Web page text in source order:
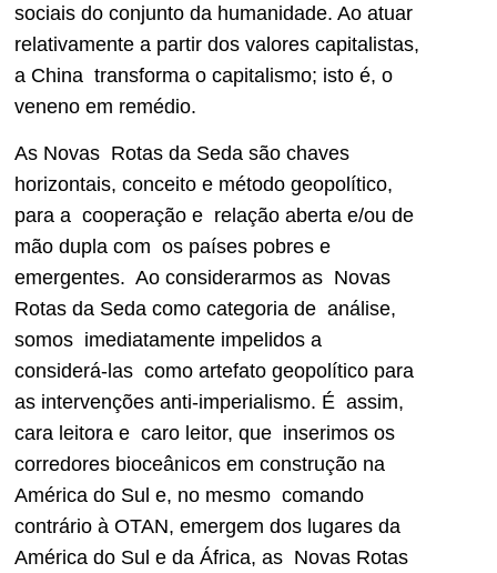
sociais do conjunto da humanidade. Ao atuar
relativamente a partir dos valores capitalistas,
a China transforma o capitalismo; isto é, o
veneno em remédio.
As Novas Rotas da Seda são chaves
horizontais, conceito e método geopolítico,
para a cooperação e relação aberta e/ou de
mão dupla com os países pobres e
emergentes. Ao considerarmos as Novas
Rotas da Seda como categoria de análise,
somos imediatamente impelidos a
considerá-las como artefato geopolítico para
as intervenções anti-imperialismo. É assim,
cara leitora e caro leitor, que inserimos os
corredores bioceânicos em construção na
América do Sul e, no mesmo comando
contrário à OTAN, emergem dos lugares da
América do Sul e da África, as Novas Rotas